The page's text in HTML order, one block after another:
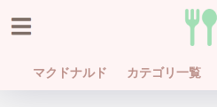
マクドナルド カテゴリ一覧